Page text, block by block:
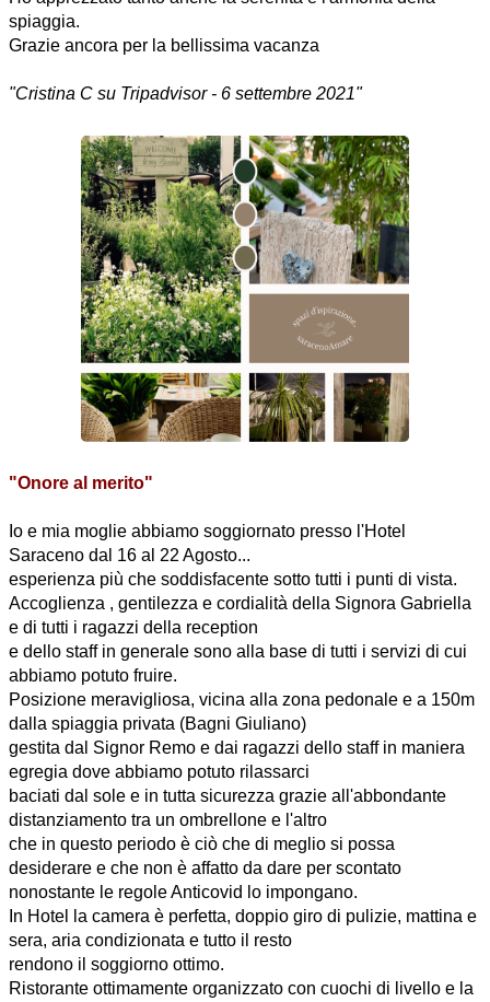
spiaggia.
Grazie ancora per la bellissima vacanza
"Cristina C su Tripadvisor - 6 settembre 2021"
"Onore al merito"
Io e mia moglie abbiamo soggiornato presso l'Hotel
Saraceno dal 16 al 22 Agosto...
esperienza più che soddisfacente sotto tutti i punti di vista.
Accoglienza , gentilezza e cordialità della Signora Gabriella
e di tutti i ragazzi della reception
e dello staff in generale sono alla base di tutti i servizi di cui
abbiamo potuto fruire.
Posizione meravigliosa, vicina alla zona pedonale e a 150m
dalla spiaggia privata (Bagni Giuliano)
gestita dal Signor Remo e dai ragazzi dello staff in maniera
egregia dove abbiamo potuto rilassarci
baciati dal sole e in tutta sicurezza grazie all'abbondante
distanziamento tra un ombrellone e l'altro
che in questo periodo è ciò che di meglio si possa
desiderare e che non è affatto da dare per scontato
nonostante le regole Anticovid lo impongano.
In Hotel la camera è perfetta, doppio giro di pulizie, mattina e
sera, aria condizionata e tutto il resto
rendono il soggiorno ottimo.
Ristorante ottimamente organizzato con cuochi di livello e la